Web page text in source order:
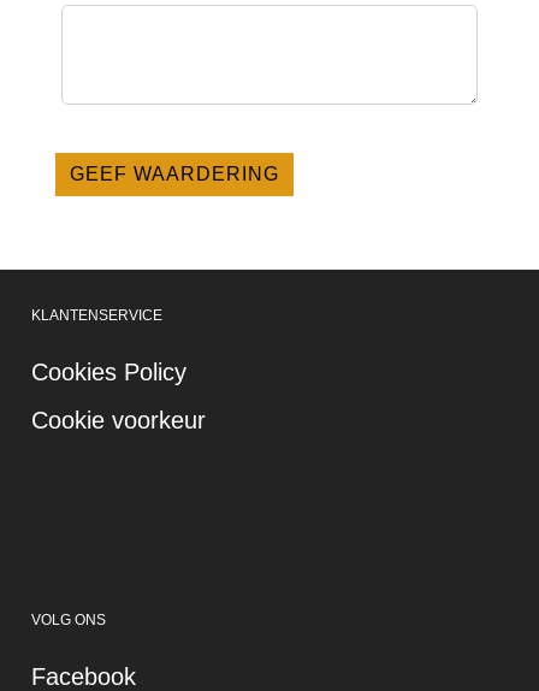
KLANTENSERVICE
Cookies Policy
Cookie voorkeur
VOLG ONS
Facebook